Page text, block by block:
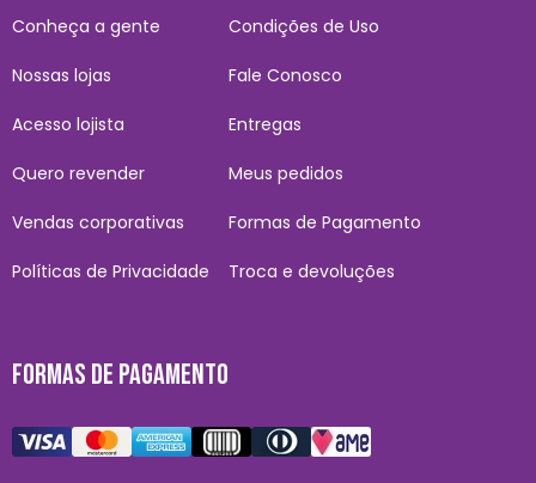
Conheça a gente
Nossas lojas
Acesso lojista
Quero revender
Vendas corporativas
Políticas de Privacidade
Condições de Uso
Fale Conosco
Entregas
Meus pedidos
Formas de Pagamento
Troca e devoluções
FORMAS DE PAGAMENTO